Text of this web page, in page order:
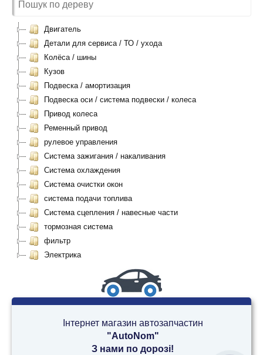
Двигатель
Детали для сервиса / ТО / ухода
Колёса / шины
Кузов
Подвеска / амортизация
Подвеска оси / система подвески / колеса
Привод колеса
Ременный привод
рулевое управления
Система зажигания / накаливания
Система охлаждения
Система очистки окон
система подачи топлива
Система сцепления / навесные части
тормозная система
фильтр
Электрика
Інтернет магазин автозапчастин
"AutoNom"
З нами по дорозі!